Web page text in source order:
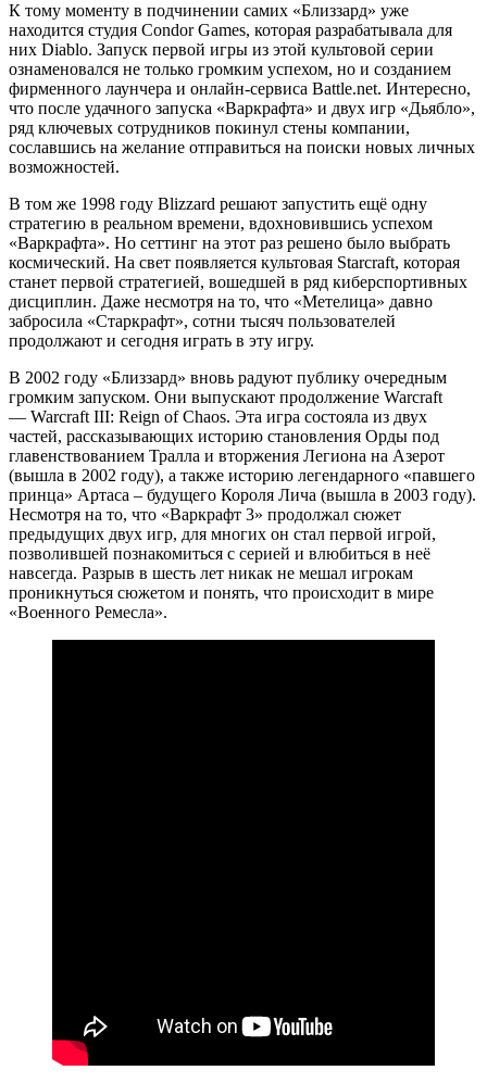
К тому моменту в подчинении самих «Близзард» уже
находится студия Condor Games, которая разрабатывала для
них Diablo. Запуск первой игры из этой культовой серии
ознаменовался не только громким успехом, но и созданием
фирменного лаунчера и онлайн-сервиса Battle.net. Интересно,
что после удачного запуска «Варкрафта» и двух игр «Дьябло»,
ряд ключевых сотрудников покинул стены компании,
сославшись на желание отправиться на поиски новых личных
возможностей.
В том же 1998 году Blizzard решают запустить ещё одну
стратегию в реальном времени, вдохновившись успехом
«Варкрафта». Но сеттинг на этот раз решено было выбрать
космический. На свет появляется культовая Starcraft, которая
станет первой стратегией, вошедшей в ряд киберспортивных
дисциплин. Даже несмотря на то, что «Метелица» давно
забросила «Старкрафт», сотни тысяч пользователей
продолжают и сегодня играть в эту игру.
В 2002 году «Близзард» вновь радуют публику очередным
громким запуском. Они выпускают продолжение Warcraft
— Warcraft III: Reign of Chaos. Эта игра состояла из двух
частей, рассказывающих историю становления Орды под
главенствованием Тралла и вторжения Легиона на Азерот
(вышла в 2002 году), а также историю легендарного «павшего
принца» Артаса – будущего Короля Лича (вышла в 2003 году).
Несмотря на то, что «Варкрафт 3» продолжал сюжет
предыдущих двух игр, для многих он стал первой игрой,
позволившей познакомиться с серией и влюбиться в неё
навсегда. Разрыв в шесть лет никак не мешал игрокам
проникнуться сюжетом и понять, что происходит в мире
«Военного Ремесла».